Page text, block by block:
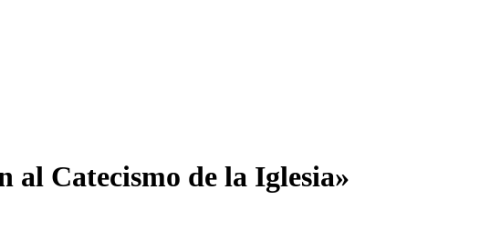
al Catecismo de la Iglesia»